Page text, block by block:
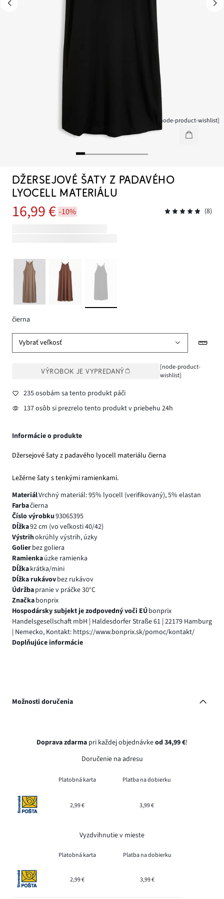
[node-product-wishlist]
DŽERSEJOVÉ ŠATY Z PADAVÉHO
LYOCELL MATERIÁLU
16,99 € -10% (8)
čierna
Vybrať veľkosť
VÝROBOK JE VYPREDANÝ
[node-product-
wishlist]
235 osobám sa tento produkt páči
137 osôb si prezrelo tento produkt v priebehu 24h
Informácie o produkte
Džersejové šaty z padavého lyocell materiálu čierna
Ležérne šaty s tenkými ramienkami.
MateriálVrchný materiál: 95% lyocell (verifikovaný), 5% elastan
Farbačierna
Číslo výrobku93065395
Dĺžka92 cm (vo veľkosti 40/42)
Výstrihokrúhly výstrih, úzky
Golierbez goliera
Ramienkaúzke ramienka
Dĺžkakrátka/mini
Dĺžka rukávovbez rukávov
Údržbapranie v práčke 30°C
Značkabonprix
Hospodársky subjekt je zodpovedný voči EÚbonprix
Handelsgesellschaft mbH | Haldesdorfer Straße 61 | 22179 Hamburg
| Nemecko, Kontakt: https://www.bonprix.sk/pomoc/kontakt/
Doplňujúce informácie
Možnosti doručenia
Doprava zdarma pri každej objednávkeod 34,99 €!
Doručenie na adresu
Platobná karta Platba na dobierku
2,99 € 3,99 €
Vyzdvihnutie v mieste
Platobná karta Platba na dobierku
2,99 € 3,99 €